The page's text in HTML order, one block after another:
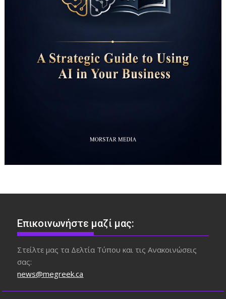
Επικοινωνήστε μαζί μας:
Στείλτε μας τα Δελτία Τύπου και τις Ανακοινώσεις
σας:
news@megreek.ca